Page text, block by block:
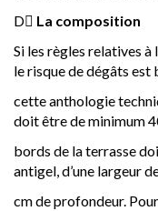
D La composition
Si les règles relatives
le risque de dégâts est
cette anthologie
doit être de minimum
bords de la terrasse
antigel, d’une largeur
cm de profondeur.